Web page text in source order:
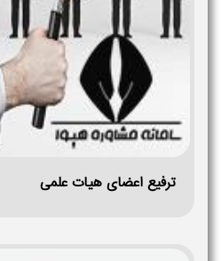
ترفیع اعضای هیات علمی